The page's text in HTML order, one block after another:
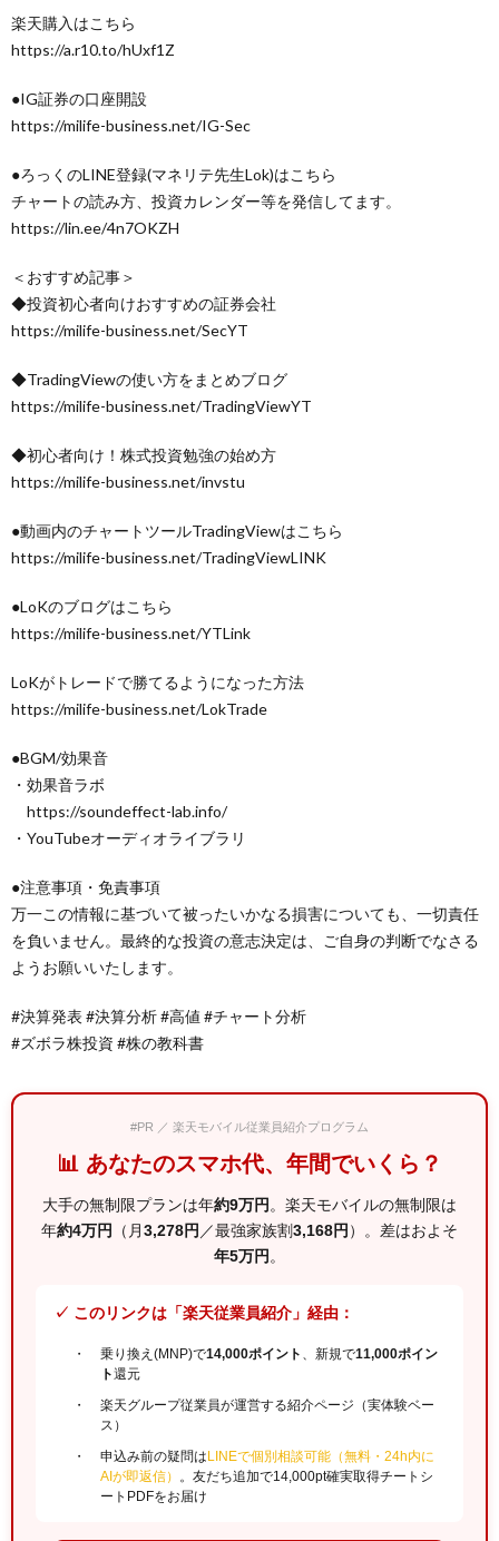
楽天購入はこちら
https://a.r10.to/hUxf1Z
●IG証券の口座開設
https://milife-business.net/IG-Sec
●ろっくのLINE登録(マネリテ先生Lok)はこちら
チャートの読み方、投資カレンダー等を発信してます。
https://lin.ee/4n7OKZH
＜おすすめ記事＞
◆投資初心者向けおすすめの証券会社
https://milife-business.net/SecYT
◆TradingViewの使い方をまとめブログ
https://milife-business.net/TradingViewYT
◆初心者向け！株式投資勉強の始め方
https://milife-business.net/invstu
●動画内のチャートツールTradingViewはこちら
https://milife-business.net/TradingViewLINK
●LoKのブログはこちら
https://milife-business.net/YTLink
LoKがトレードで勝てるようになった方法
https://milife-business.net/LokTrade
●BGM/効果音
・効果音ラボ
https://soundeffect-lab.info/
・YouTubeオーディオライブラリ
●注意事項・免責事項
万一この情報に基づいて被ったいかなる損害についても、一切責任
を負いません。最終的な投資の意志決定は、ご自身の判断でなさる
ようお願いいたします。
#決算発表 #決算分析 #高値 #チャート分析
#ズボラ株投資 #株の教科書
#PR ／ 楽天モバイル従業員紹介プログラム
📊 あなたのスマホ代、年間でいくら？
大手の無制限プランは年約9万円 。楽天モバイルの無制限は
年約4万円 （月3,278円 ／最強家族割3,168円 ）。差はおよそ
年5万円 。
✓ このリンクは「楽天従業員紹介」経由：
乗り換え(MNP)で14,000ポイント 、新規で11,000ポイン
ト還元
楽天グループ従業員が運営する紹介ページ（実体験ベー
ス）
申込み前の疑問はLINEで個別相談可能（無料・24h内に
AIが即返信）
。友だち追加で14,000pt確実取得チートシ
ートPDFをお届け